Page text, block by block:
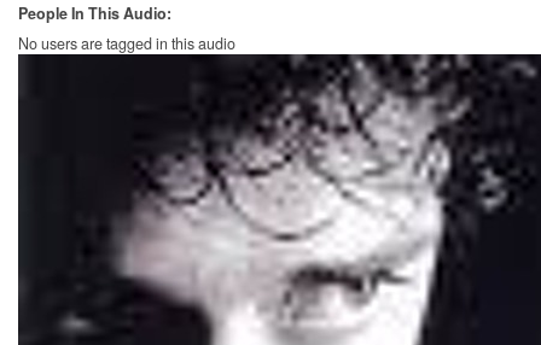
People In This Audio:
No users are tagged in this audio